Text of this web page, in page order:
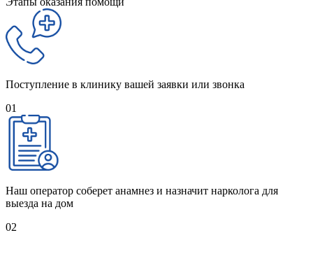
Поступление в клинику вашей заявки или звонка
01
Наш оператор соберет анамнез и назначит нарколога для
выезда на дом
02